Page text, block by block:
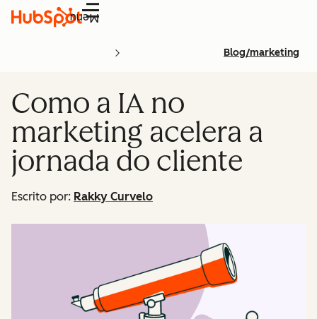
Menu
Blog/marketing
Como a IA no
marketing acelera a
jornada do cliente
Escrito por: Rakky Curvelo